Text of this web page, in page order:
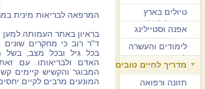
טיולים בארץ
ובחו"ל לגיל הזהב
אפנה וסטיילינג
לימודים והעשרה
למבוגרים
מדריך לחיים טובים
תזונה ורפואה
המרפאה לבריאות מינית
בראיון באתר העמותה
ד"ר רוב כי מחקרים שונים
בכל גיל ובכל מצב, בשל
האדם ולבריאותו. עם
המבוגר והקשיש קיימים
המונעים מרבים לקיים